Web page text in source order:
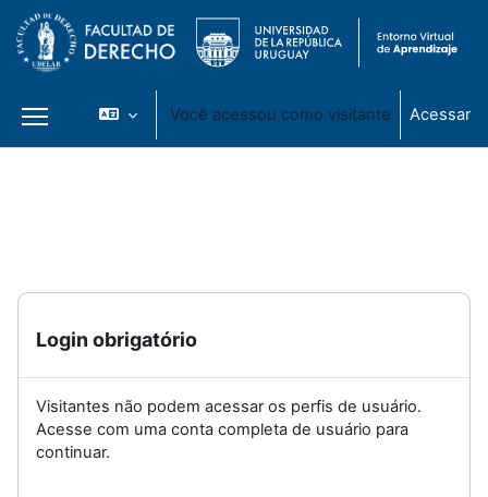
Painel lateral
Você acessou como visitante Acessar
Login obrigatório
Visitantes não podem acessar os perfis de usuário.
Acesse com uma conta completa de usuário para
continuar.